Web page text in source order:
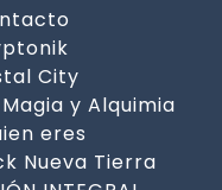
City
y Alquimia
eres
Nueva Tierra